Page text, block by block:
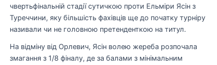
чвертьфінальній стадії сутичкою проти Ельміри Ясін з
Туреччини, яку більшість фахівців ще до початку турніру
називали чи не головною претенденткою на титул.
На відміну від Орлевич, Ясін волею жереба розпочала
змагання з 1/8 фіналу, де за балами з мінімальним